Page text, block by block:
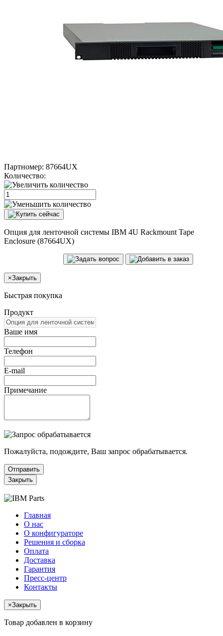
Партномер: 87664UX
Количество:
Опция для ленточной системы IBM 4U Rackmount Tape
Enclosure (87664UX)
×Закрыть
Быстрая покупка
Продукт
Ваше имя
Телефон
E-mail
Примечание
Пожалуйста, подождите, Ваш запрос обрабатывается.
Отправить
Закрыть
Главная
О нас
О конфигураторе
Решения и сборка
Оплата
Доставка
Гарантия
Пресс-центр
Контакты
×Закрыть
Товар добавлен в корзину